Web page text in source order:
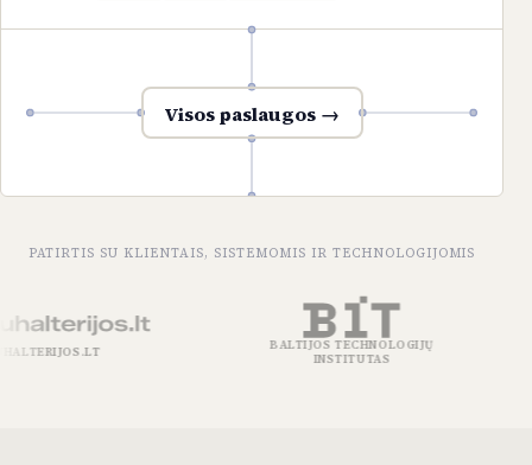
Visos paslaugos →
PATIRTIS SU KLIENTAIS, SISTEMOMIS IR TECHNOLOGIJOMIS
BALTIJOS TECHNOLOGIJŲ
INSTITUTAS